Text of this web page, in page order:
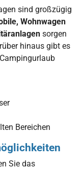
sind großzügig
Wohnwagen
sorgen
hinaus gibt es
Bereichen
Sie das